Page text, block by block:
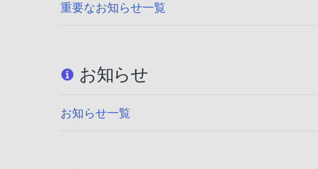
重要なお知らせ一覧
お知らせ
お知らせ一覧